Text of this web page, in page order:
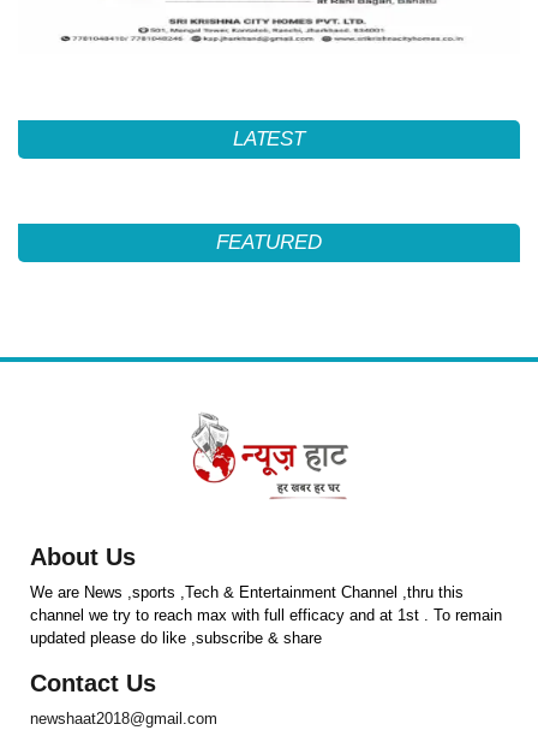
LATEST
FEATURED
About Us
We are News ,sports ,Tech & Entertainment Channel ,thru this
channel we try to reach max with full efficacy and at 1st . To remain
updated please do like ,subscribe & share
Contact Us
newshaat2018@gmail.com